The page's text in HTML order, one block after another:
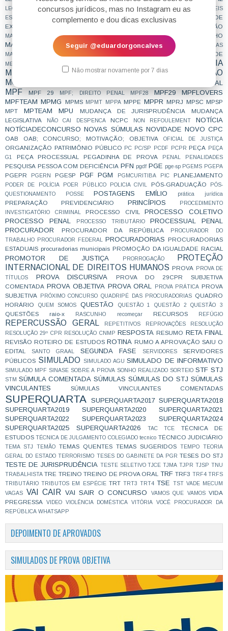
concursos jurídicos, mas no Instagram eu as
complemento e dou dicas exclusivas
Seguir @eduardorgoncalves
Não mostrar novamente por 7 dias
LEGITIMIDADE LEI DE ORGANIZAÇÕES CRIMINOSAS LEI NOVA LEI SECA
LEIS
ESQUEMATIZADAS
LEIS GRIFADAS LEIS SISTEMATIZADAS
LIBERDADE DE
EXPRESSÃO
LÍNGUA PORTUGUESA LOTAÇÃO
MACETE MAGISTRATURA MAGISTRATURA DO TRABALHO
MAGISTRATURA ESTADUAL MAGISTRATURA FEDERAL
MAIS LIDAS
MAMÃES
MATERIAL MEDICINA LEGAL MENTALIDADE
MERCADO DE TRABALHO
METODOLOGIA
MINISTÉRIO PÚBLICO
MINORIAS
MOTIVAÇÃO
MOTIVACIONAL
MPESTADUAL
MPF MPF 29 MPF; DIREITO PENAL MPF28 MPF29
MPFLOVERS
MPFTEAM MPMG MPMS MPMT MPPA MPPE MPPR MPRJ MPSC MPSP
MPT
MPTEAM MPU MUDANÇA DE JURISPRUDÊNCIA
MUDANÇA
LEGISLATIVA
NÃO CAI DESPENCA NCPC NON REFOULEMENT
NOTÍCIA
NOTÍCIADECONCURSO NOVAS SÚMULAS NOVIDADE NOVO CPC
OAB OAB; CONCURSO; MOTIVAÇÃO; OBJETIVA OFICIAL DE JUSTIÇA
ORGANIZAÇÃO PATRIMÔNIO PÚBLICO PC PC/SP PCDF PCPR PEÇA
PEÇA
G1
PEÇA PROCESSUAL PEGADINHA DE PROVA PENAL PENALIDADES
PESQUISA PESSOA COM DEFICIÊNCIA PFN pgdf PGE pge-sp PGEMS PGEPA
PGEPR PGERN PGESP PGF PGM PGMCURITIBA PIC PLANEJAMENTO
PODER DE POLÍCIA POER PÚBLICO POLICIA CIVIL PÓS-GRADUAÇÃO
PÓS-
QUESTIONAMENTO
POSSE POSTAGENS EMÍLIO prática jurídica
PREPARAÇÃO PREVIDENCIÁRIO PRINCÍPIOS
PROCEDIMENTO
INVESTIGATÓRIO CRIMINAL
PROCESSO CIVIL
PROCESSO COLETIVO
PROCESSO PENAL
PROCESSO TRIBUTÁRIO
PROCESSUAL PENAL
PROCURADOR
PROCURADOR DA REPÚBLICA
PROCURADOR DO
TRABALHO
PROCURADOR FEDERAL PROCURADORIAS PROCURADORIAS
ESTADUAIS procuradorias municipais PROMOÇÃO DA IGUALDADE RACIAL
PROMOTOR DE JUSTIÇA PRORROGAÇÃO
PROTEÇÃO
INTERNACIONAL DE DIREITOS HUMANOS PROVA
PROVA DE
TÍTULOS
PROVA DISCURSIVA
PROVA DO 29CPR SUBJETIVA
COMENTADA PROVA OBJETIVA PROVA ORAL PROVA PRÁTICA PROVA
SUBJETIVA
PRÓXIMO CONCURSO QUADRIPÉ DAS PROCURADORIAS
QUADRO
HORÁRIO
QUEM SOMOS QUESTÃO QUESTÃO 1 QUESTÃO 2 QUESTÃO 3
QUESTÕES raio-x RASCUNHO recomeçar RECURSOS REFÚGIO
REPERCUSSÃO GERAL REPETITIVOS REPROVAÇÕES
RESOLUÇÃO
RESOLUÇÃO 29º CPR
RESOLUÇÃO CNMP RESPOSTA RESUMO RETA FINAL
REVISÃO ROTEIRO DE ESTUDOS ROTINA RUMO A APROVAÇÃO SAIU O
EDITAL
SANTO GRAAL SEGUNDA FASE SERVIDORES
SERVIDORES
PÚBLICOS SIMULADO SIMULADO AGU SIMULADO DE INFORMATIVO
SIMULADO MPF SINASE SOBRE A PROVA SONHO REALIZADO SORTEIO STF STJ
STM SÚMULA COMENTADA SÚMULAS SÚMULAS DO STJ SÚMULAS
VINCULANTES
SÚMULAS VINCULANTES COMENTADAS
SUPERQUARTA SUPERQUARTA2017 SUPERQUARTA2018
SUPERQUARTA2019
SUPERQUARTA2020
SUPERQUARTA2021
SUPERQUARTA2022
SUPERQUARTA2023
SUPERQUARTA2024
SUPERQUARTA2025
SUPERQUARTA2026 TAC TCE
TÉCNICA DE
ESTUDOS TÉCNICA DE JULGAMENTO COLEGIADO tecnico TÉCNICO JUDICIÁRIO
TEMA STJ TEMÃO TEMAS QUENTES TEMAS SUGERIDOS TEMPO
TEORIA
GERAL DO ESTADO TERRORISMO TESES DO GABINETE DA PGR TESES DO STJ
TESTE DE JURISPRUDÊNCIA TESTE SELETIVO TJCE TJMA TJPR TJSP TNU
TRABALHISTA TRE TREINO TREINO DE PROVA ORAL TRF TRF3 TRF4 TRFS
TRIBUTÁRIO TRIBUTOS EM ESPÉCIE TRT TRT3 TRT4 TSE TST VADE MECUM
VAGAS
VAI CAIR VAI SAIR O CONCURSO VAMOS QUE VAMOS VIDA
PREGRESSA
VIDEO VIOLÊNCIA DOMÉSTICA VITÓRIA
VOCÊ PROCURADOR DA
REPÚBLICA WHATSAPP
DEPOIMENTO DE APROVADOS
SIMULADOS DE PROVA OBJETIVA